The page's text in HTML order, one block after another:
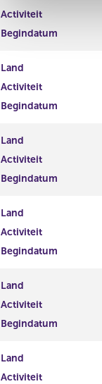
Activiteit
Begindatum
Land
Activiteit
Begindatum
Land
Activiteit
Begindatum
Land
Activiteit
Begindatum
Land
Activiteit
Begindatum
Land
Activiteit